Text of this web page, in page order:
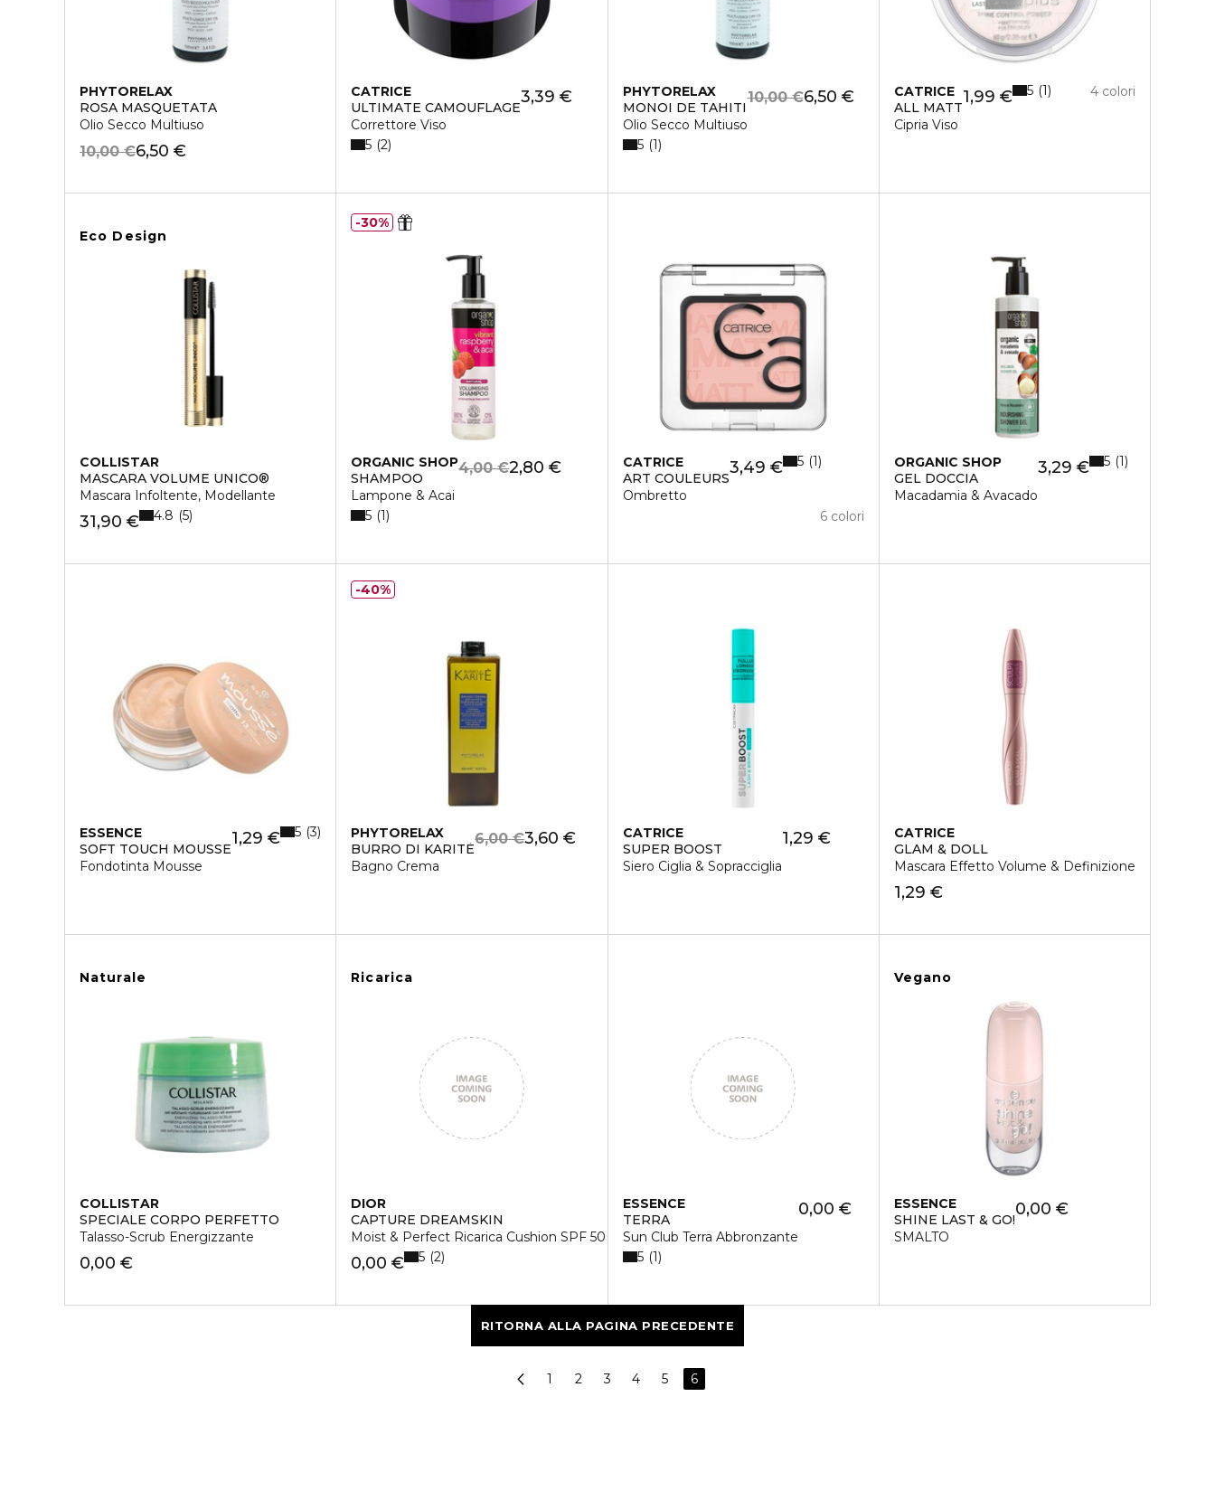
PHYTORELAX
ROSA MASQUETATA
Olio Secco Multiuso
6,50 €
10,00 €
CATRICE
ULTIMATE CAMOUFLAGE
Correttore Viso
3,39 €
5 2
PHYTORELAX
MONOI DE TAHITI
Olio Secco Multiuso
6,50 €
10,00 €
5 1
CATRICE
ALL MATT
Cipria Viso
1,99 € 4 colori
5 1
Eco Design
COLLISTAR
MASCARA VOLUME UNICO®
Mascara Infoltente, Modellante
31,90 € 4.8 5
ORGANIC SHOP
SHAMPOO
Lampone & Acai
2,80 €
4,00 €
5 1
30%
CATRICE
ART COULEURS
Ombretto
3,49 €
6 colori
5 1
ORGANIC SHOP
GEL DOCCIA
Macadamia & Avacado
3,29 € 5 1
ESSENCE
SOFT TOUCH MOUSSE
Fondotinta Mousse
1,29 € 5 3
PHYTORELAX
BURRO DI KARITÈ
Bagno Crema
3,60 €
6,00 €
40%
CATRICE
SUPER BOOST
Siero Ciglia & Sopracciglia
1,29 €
CATRICE
GLAM & DOLL
Mascara Effetto Volume & Definizione
1,29 €
Naturale
COLLISTAR
SPECIALE CORPO PERFETTO
Talasso-Scrub Energizzante
0,00 €
Ricarica
DIOR
CAPTURE DREAMSKIN
Moist & Perfect Ricarica Cushion SPF 50
0,00 € 5 2
ESSENCE
TERRA
Sun Club Terra Abbronzante
0,00 €
5 1
Vegano
ESSENCE
SHINE LAST & GO!
SMALTO
0,00 €
RITORNA ALLA PAGINA PRECEDENTE
1 2 3 4 5 6